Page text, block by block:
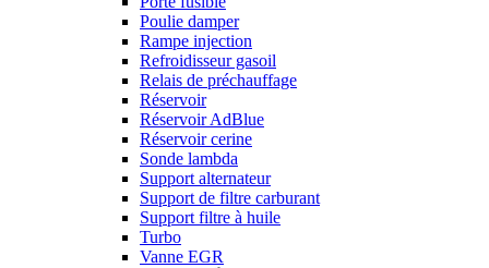
Poulie damper
Rampe injection
Refroidisseur gasoil
Relais de préchauffage
Réservoir
Réservoir AdBlue
Réservoir cerine
Sonde lambda
Support alternateur
Support de filtre carburant
Support filtre à huile
Turbo
Vanne EGR